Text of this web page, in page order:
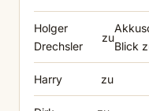
Holger
Drechsler
zu
Blick
Harry zu